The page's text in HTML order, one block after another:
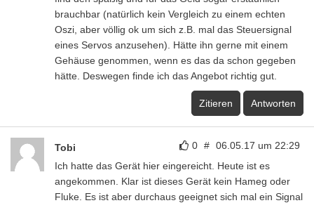
brauchbar (natürlich kein Vergleich zu einem echten
Oszi, aber völlig ok um sich z.B. mal das Steuersignal
eines Servos anzusehen). Hätte ihn gerne mit einem
Gehäuse genommen, wenn es das da schon gegeben
hätte. Deswegen finde ich das Angebot richtig gut.
Zitieren Antworten
0 # 06.05.17 um 22:29
Tobi
Ich hatte das Gerät hier eingereicht. Heute ist es
angekommen. Klar ist dieses Gerät kein Hameg oder
Fluke. Es ist aber durchaus geeignet sich mal ein Signal